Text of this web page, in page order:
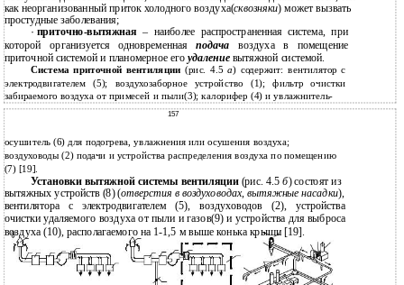
как неорганизованный приток холодного воздуха(сквозняки) может вызвать
простудные заболевания;
· приточно-вытяжная – наиболее распространенная система, при
которой организуется одновременнаяподачавоздуха в помещение
приточной системой и планомерное его удаление вытяжной системой.
Система приточной вентиляции(рис. 4.5а) содержит: вентилятор с
электродвигателем (5); воздухозаборное устройство (1); фильтр очистки
забираемого воздуха от примесей и пыли(3); калорифер (4) и увлажнитель-
157
осушитель (6) для подогрева, увлажнения или осушения воздуха;
воздуховоды (2) подачи и устройства распределения воздуха по помещению
(7) [19].
Установки вытяжной системы вентиляции (рис. 4.5б) состоят из
вытяжных устройств (8) (отверстия в воздуховодах,вытяжные насадки),
вентилятора с электродвигателем (5), воздуховодов (2), устройства
очистки удаляемого воздуха от пыли и газов(9) и устройства для выброса
воздуха (10), располагаемого на 1-1,5 м выше конька крыши [19].